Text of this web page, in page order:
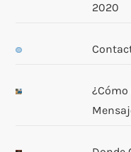
2020